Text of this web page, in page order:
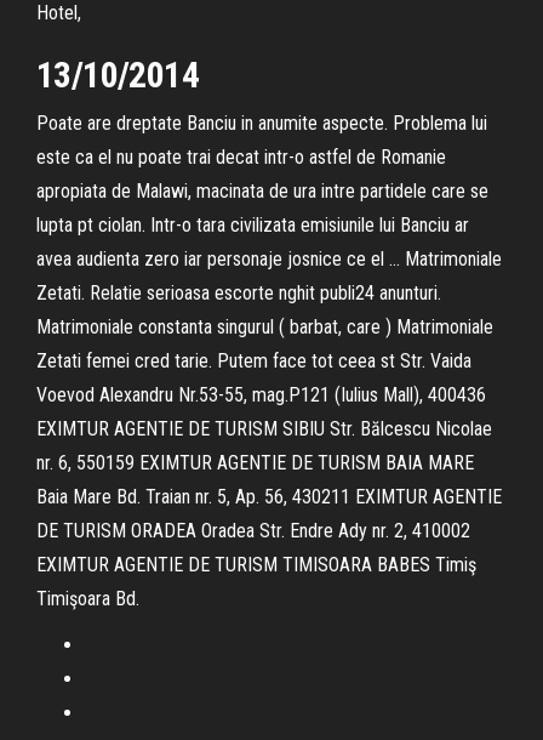
Hotel,
13/10/2014
Poate are dreptate Banciu in anumite aspecte. Problema lui
este ca el nu poate trai decat intr-o astfel de Romanie
apropiata de Malawi, macinata de ura intre partidele care se
lupta pt ciolan. Intr-o tara civilizata emisiunile lui Banciu ar
avea audienta zero iar personaje josnice ce el … Matrimoniale
Zetati. Relatie serioasa escorte nghit publi24 anunturi.
Matrimoniale constanta singurul ( barbat, care ) Matrimoniale
Zetati femei cred tarie. Putem face tot ceea st Str. Vaida
Voevod Alexandru Nr.53-55, mag.P121 (Iulius Mall), 400436
EXIMTUR AGENTIE DE TURISM SIBIU Str. Bălcescu Nicolae
nr. 6, 550159 EXIMTUR AGENTIE DE TURISM BAIA MARE
Baia Mare Bd. Traian nr. 5, Ap. 56, 430211 EXIMTUR AGENTIE
DE TURISM ORADEA Oradea Str. Endre Ady nr. 2, 410002
EXIMTUR AGENTIE DE TURISM TIMISOARA BABES Timiş
Timişoara Bd.